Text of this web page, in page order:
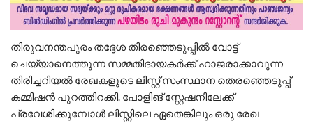
തിരുവനന്തപുരം തദ്ദേശ തിരഞ്ഞെടുപ്പില്‍ വോട്ട്
ചെയ്യാനെത്തുന്ന സമ്മതിദായകര്‍ക്ക് ഹാജരാക്കാവുന്ന
തിരിച്ചറിയല്‍ രേഖകളുടെ ലിസ്റ്റ് സംസ്ഥാന തെരഞ്ഞെടുപ്പ്
കമ്മിഷന്‍ പുറത്തിറക്കി. പോളിങ് സ്റ്റേഷനിലേക്ക്
പ്രവേശിക്കുമ്പോള്‍ ലിസ്റ്റിലെ ഏതെങ്കിലും ഒരു രേഖ